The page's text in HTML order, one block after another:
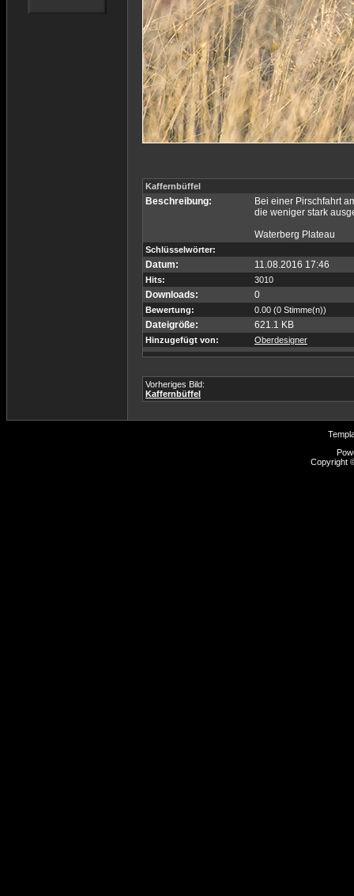
Kaffernbüffel
Beschreibung:
Bei einer Pirschfahrt
die weniger stark
Waterberg Plateau
Schlüsselwörter:
Datum: 11.08.2016 17:46
Hits: 3010
Downloads: 0
Bewertung: 0.00 (0 Stimme(n))
Dateigröße: 621.1 KB
Hinzugefügt von: Oberdesigner
Vorheriges Bild:
Kaffernbüffel
Copyright